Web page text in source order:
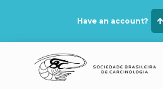
Have an account?